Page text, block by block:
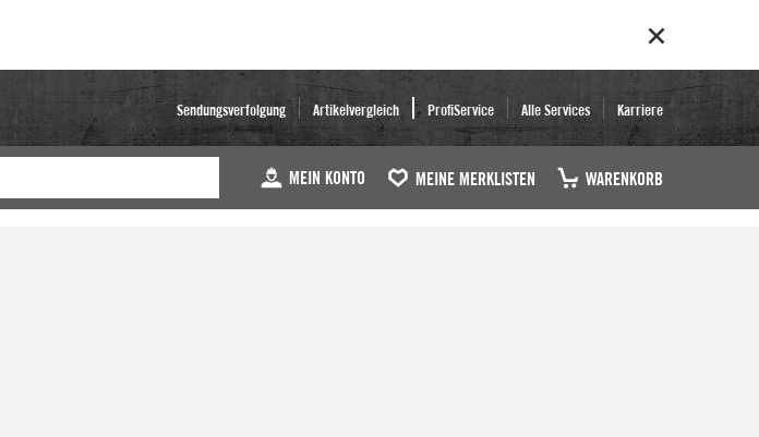
Sendungsverfolgung Artikelvergleich ProfiService Alle Services Karriere
MEIN KONTO MEINE MERKLISTEN WARENKORB